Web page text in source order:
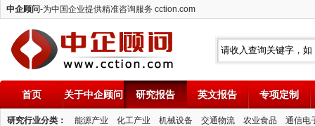
中企顾问-为中国企业提供精准咨询服务 cction.com
中企顾问
首页 关于中企顾问 研究报告 英文报告 专项定制
研究行业分类： 能源产业 化工产业 机械设备 交通物流 农业食品 通信电